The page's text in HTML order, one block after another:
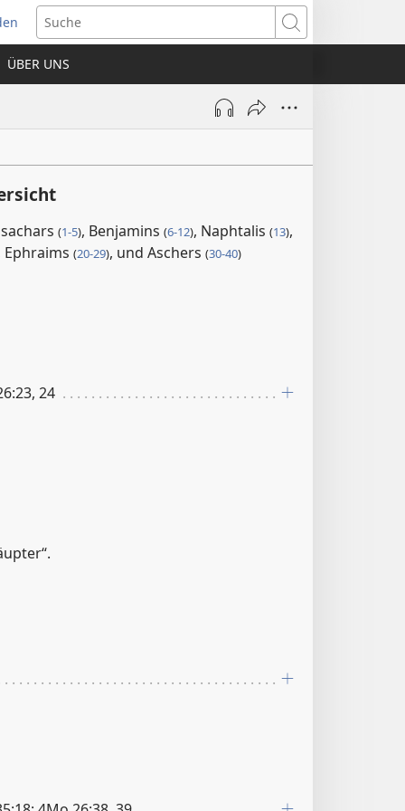
Suche
ÜBER UNS
(1-5), Benjamins (6-12), Naphtalis (13),
Ephraims (20-29), und Aschers (30-40)
24